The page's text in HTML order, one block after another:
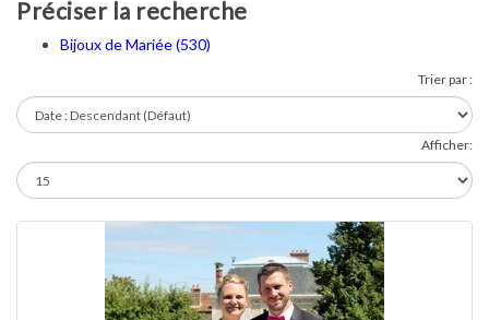
Préciser la recherche
Bijoux de Mariée (530)
Trier par :
Afficher: